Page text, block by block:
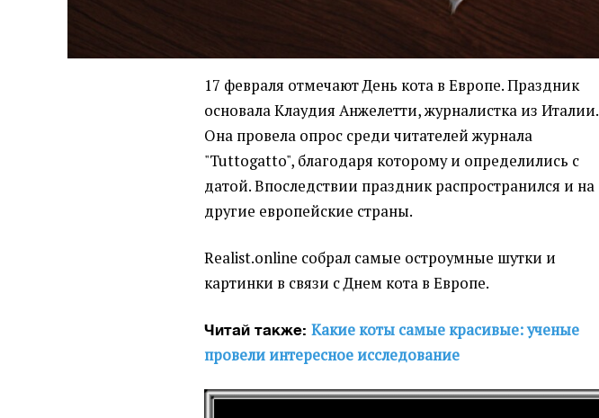
17 февраля отмечают День кота в Европе. Праздник
основала Клаудия Анжелетти, журналистка из Италии.
Она провела опрос среди читателей журнала
"Tuttogatto", благодаря которому и определились с
датой. Впоследствии праздник распространился и на
другие европейские страны.
Realist.online собрал самые остроумные шутки и
картинки в связи с Днем кота в Европе.
Читай также:Какие коты самые красивые: ученые
провели интересное исследование